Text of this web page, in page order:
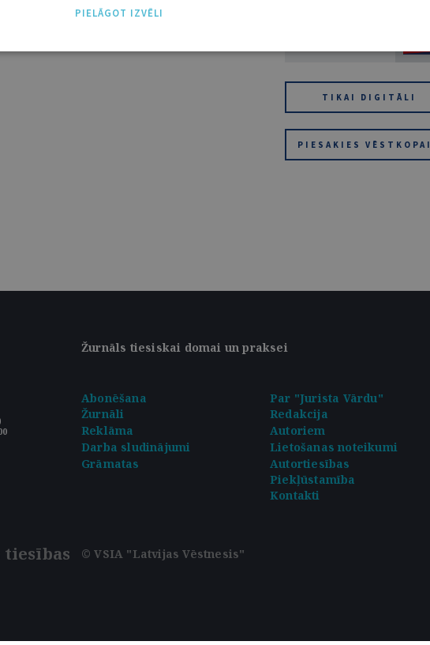
TIKAI DIGITĀLI
PIESAKIES VĒSTKOPAI
Žurnāls tiesiskai domai un praksei
Abonēšana
Par "Jurista Vārdu"
Žurnāli
Redakcija
Reklāma
Autoriem
Darba sludinājumi
Lietošanas noteikumi
Grāmatas
Autortiesības
Piekļūstamība
Kontakti
© VSIA "Latvijas Vēstnesis"
PIELĀGOT IZVĒLI